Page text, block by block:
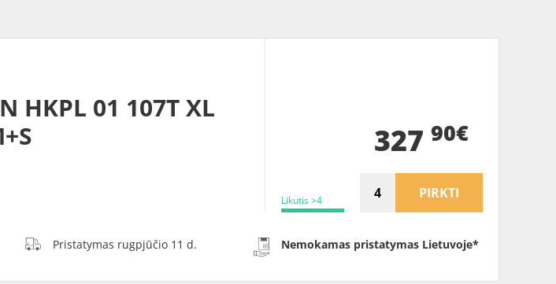
HKPL 01 107T XL
Likutis >4
327 90€
PIRKTI
Pristatymas rugpjūčio 11 d. Nemokamas pristatymas Lietuvoje*